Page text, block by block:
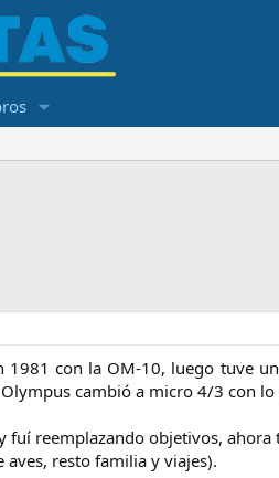
1981 con la OM-10, luego tuve
cambió a micro 4/3 con
fuí reemplazando objetivos,
aves, resto familia y viajes).